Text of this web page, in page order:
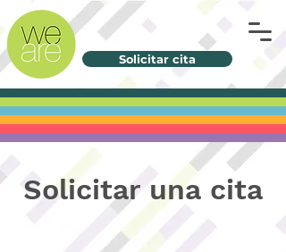
Solicitar cita
Solicitar una cita